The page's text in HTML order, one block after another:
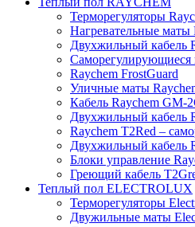
Терморегуляторы
Нагревательные
Двухжильный кабель
Raychem FrostGuard
Уличные маты
Кабель Raychem GM-
Двухжильный кабель
Raychem T2Red –
Двухжильный кабель
Блоки управление
Греющий кабель
Теплый пол ELECTROLUX
Терморегуляторы
Двужильные маты